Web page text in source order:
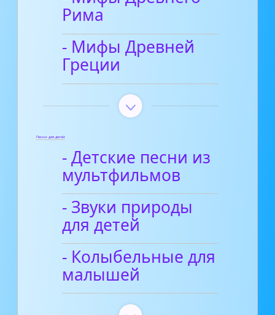
Рима
- Мифы Древней
Греции
Песни для детей
- Детские песни из
мультфильмов
- Звуки природы
для детей
- Колыбельные для
малышей